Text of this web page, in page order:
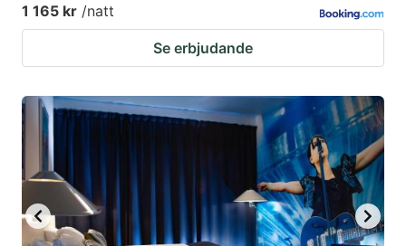
1 165 kr /natt
Se erbjudande